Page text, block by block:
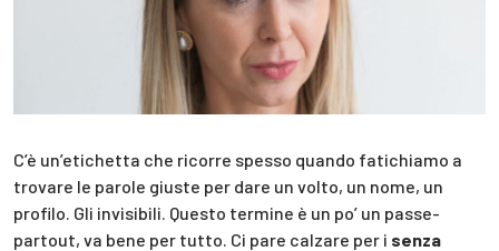
C’è un’etichetta che ricorre spesso quando fatichiamo a
trovare le parole giuste per dare un volto, un nome, un
profilo. Gli invisibili. Questo termine è un po’ un passe-
partout, va bene per tutto. Ci pare calzare per i senza